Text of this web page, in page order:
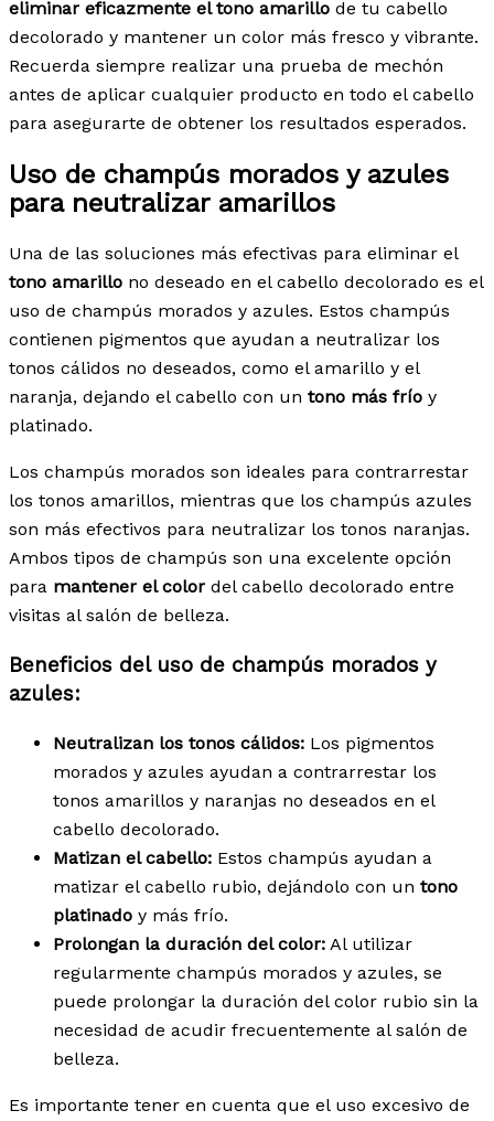
eliminar eficazmente el tono amarillo de tu cabello
decolorado y mantener un color más fresco y vibrante.
Recuerda siempre realizar una prueba de mechón
antes de aplicar cualquier producto en todo el cabello
para asegurarte de obtener los resultados esperados.
Uso de champús morados y azules
para neutralizar amarillos
Una de las soluciones más efectivas para eliminar el
tono amarillo no deseado en el cabello decolorado es el
uso de champús morados y azules. Estos champús
contienen pigmentos que ayudan a neutralizar los
tonos cálidos no deseados, como el amarillo y el
naranja, dejando el cabello con un tono más frío y
platinado.
Los champús morados son ideales para contrarrestar
los tonos amarillos, mientras que los champús azules
son más efectivos para neutralizar los tonos naranjas.
Ambos tipos de champús son una excelente opción
para mantener el color del cabello decolorado entre
visitas al salón de belleza.
Beneficios del uso de champús morados y
azules:
Neutralizan los tonos cálidos: Los pigmentos
morados y azules ayudan a contrarrestar los
tonos amarillos y naranjas no deseados en el
cabello decolorado.
Matizan el cabello: Estos champús ayudan a
matizar el cabello rubio, dejándolo con un tono
platinado y más frío.
Prolongan la duración del color: Al utilizar
regularmente champús morados y azules, se
puede prolongar la duración del color rubio sin la
necesidad de acudir frecuentemente al salón de
belleza.
Es importante tener en cuenta que el uso excesivo de